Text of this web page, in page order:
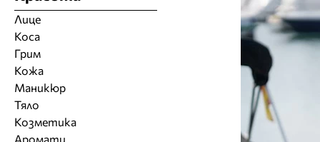
Лице
Коса
Грим
Кожа
Маникюр
Тяло
Козметика
Аромати